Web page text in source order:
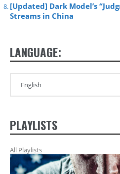
[Updated] Dark Model’s
Streams in China
LANGUAGE:
PLAYLISTS
All Playlists